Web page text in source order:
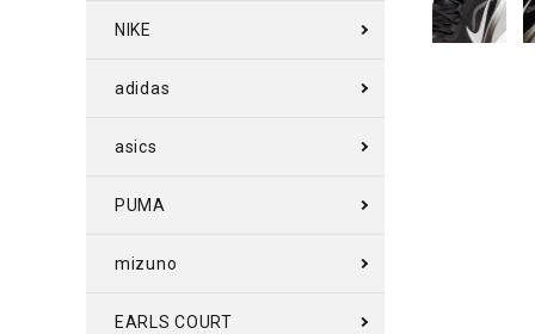
NIKE
adidas
asics
PUMA
mizuno
EARLS COURT